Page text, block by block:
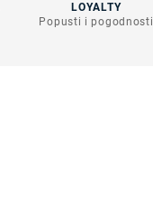
LOYALTY
Popusti i pogodnosti